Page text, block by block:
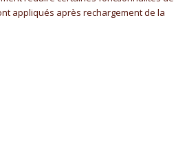
appliqués après rechargement de la